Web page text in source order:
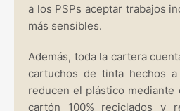
a los PSPs aceptar trabajos
más sensibles.
Además, toda la cartera
cartuchos de tinta hechos
reducen el plástico mediante
cartón 100% reciclados y